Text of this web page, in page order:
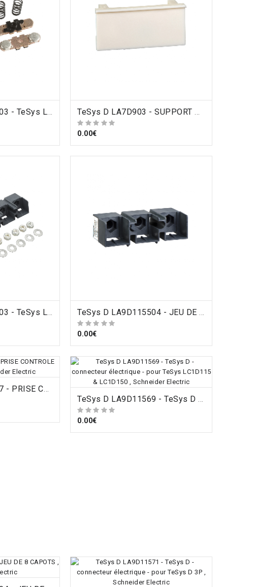
ORDRE
0.00€
ORDRE
0.00€
TeSys D LA9D11567 - PRISE CONTROLE SUR POLE , Schneider Electric
ORDRE TeSys D LA9D11569 - TeSys D - connecteur électrique - pour TeSys LC1D115 & LC1D150 , Schneider Electric
0.00€